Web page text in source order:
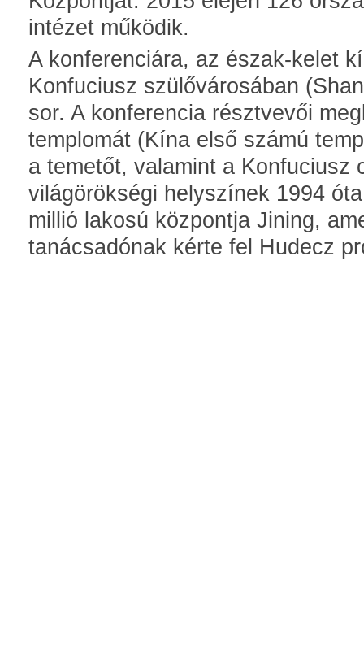
intézet működik.
A konferenciára, az észak-kelet
Konfuciusz szülővárosában
sor. A konferencia résztvevői
templomát (Kína első számú
a temetőt, valamint a Konfuciusz
világörökségi helyszínek 1994
millió lakosú központja Jining,
tanácsadónak kérte fel Hudecz